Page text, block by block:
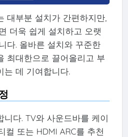
대부분 설치가 간편하지만,
더욱 쉽게 설치하고 오랫
다. 올바른 설치와 꾸준한
최대한으로 끌어올리고 부
는 데 기여합니다.
니다. TV와 사운드바를 케이
컬 또는 HDMI ARC를 추천